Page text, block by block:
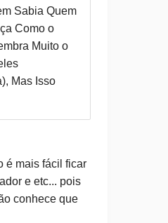
Sabia Quem
Como o
Muito o
Mas Isso
é mais fácil ficar
e etc... pois
conhece que